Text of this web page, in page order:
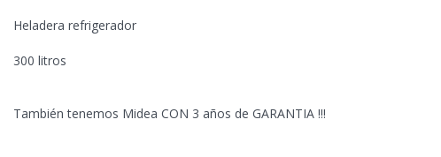
Heladera refrigerador
300 litros
También tenemos Midea CON 3 años de GARANTIA !!!